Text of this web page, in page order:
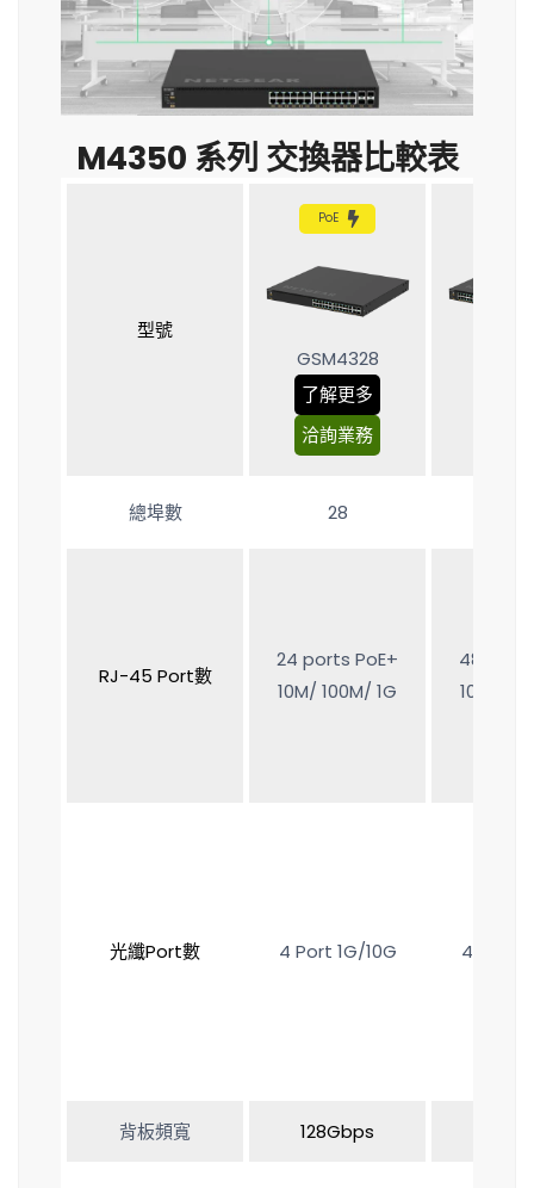
M4350 系列 交換器比較表
型號
PoE
GSM4328
了解更多
洽詢業務
總埠數 28
RJ-45 Port數
24 ports PoE+
10M/ 100M/ 1G
48 ports
10M/
光纖Port數 4 Port 1G/10G 4 Port
背板頻寬 128Gbps